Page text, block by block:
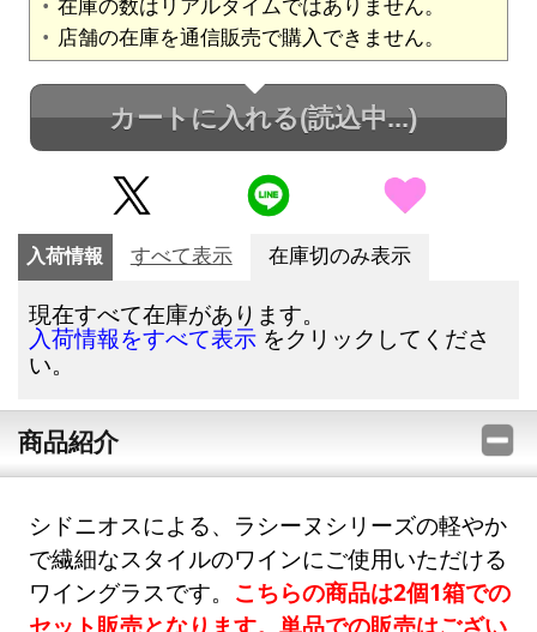
在庫の数はリアルタイムではありません。
店舗の在庫を通信販売で購入できません。
カートに入れる(読込中...)
入荷情報 すべて表示 在庫切のみ表示
現在すべて在庫があります。
入荷情報をすべて表示 をクリックしてくださ
い。
商品紹介
シドニオスによる、ラシーヌシリーズの軽やか
で繊細なスタイルのワインにご使用いただける
ワイングラスです。 こちらの商品は2個1箱での
セット販売となります。単品での販売はござい